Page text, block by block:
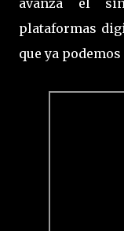
plataformas
que ya